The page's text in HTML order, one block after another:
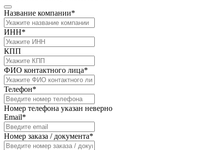
Название компании*
ИНН*
КПП
ФИО контактного лица*
Телефон*
Номер телефона указан неверно
Email*
Номер заказа / документа*